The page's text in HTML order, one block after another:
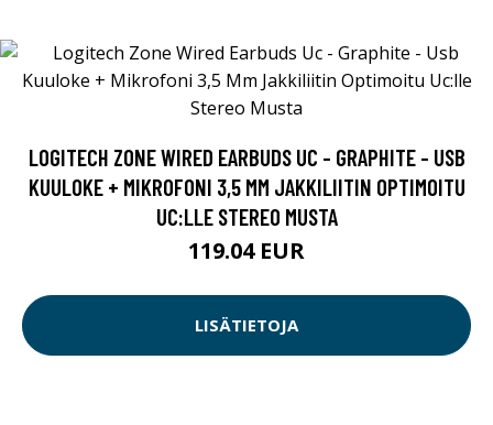
LOGITECH ZONE WIRED EARBUDS UC - GRAPHITE - USB
KUULOKE + MIKROFONI 3,5 MM JAKKILIITIN OPTIMOITU
UC:LLE STEREO MUSTA
119.04 EUR
LISÄTIETOJA